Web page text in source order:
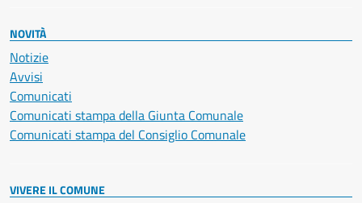
NOVITÀ
Notizie
Avvisi
Comunicati
Comunicati stampa della Giunta Comunale
Comunicati stampa del Consiglio Comunale
VIVERE IL COMUNE